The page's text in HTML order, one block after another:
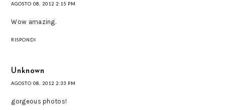
AGOSTO 08, 2012 2:15 PM
Wow amazing.
RISPONDI
Unknown
AGOSTO 08, 2012 2:33 PM
gorgeous photos!